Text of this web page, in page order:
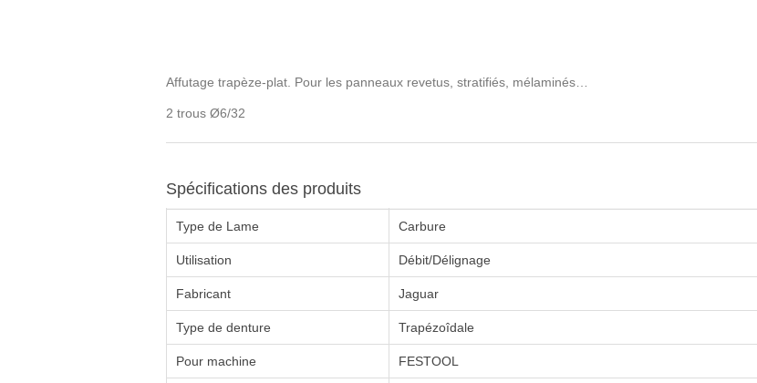
Affutage trapèze-plat. Pour les panneaux revetus, stratifiés, mélaminés…
2 trous Ø6/32
Spécifications des produits
Type de Lame Carbure
Utilisation Débit/Délignage
Fabricant Jaguar
Type de denture Trapézoîdale
Pour machine FESTOOL